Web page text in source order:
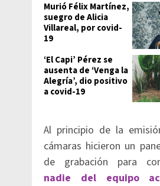
Murió Félix Martínez,
suegro de Alicia
Villareal, por covid-
19
‘El Capi’ Pérez se
ausenta de ‘Venga la
Alegría’, dio positivo
a covid-19
Al principio de la
cámaras hicieron un
de grabación para
nadie del equipo